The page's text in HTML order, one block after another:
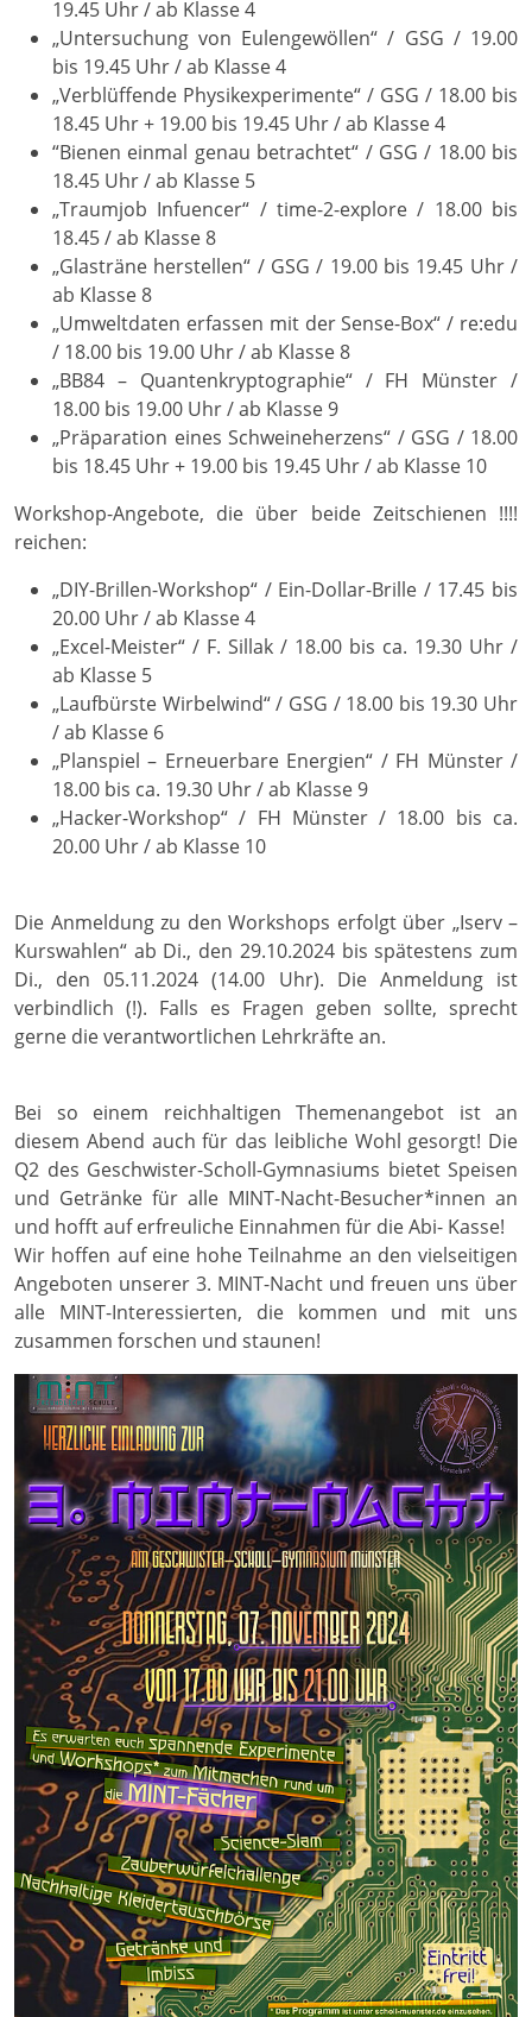
19.45 Uhr / ab Klasse 4
„Untersuchung von Eulengewöllen“ / GSG / 19.00
bis 19.45 Uhr / ab Klasse 4
„Verblüffende Physikexperimente“ / GSG / 18.00 bis
18.45 Uhr + 19.00 bis 19.45 Uhr / ab Klasse 4
“Bienen einmal genau betrachtet“ / GSG / 18.00 bis
18.45 Uhr / ab Klasse 5
„Traumjob Infuencer“ / time-2-explore / 18.00 bis
18.45 / ab Klasse 8
„Glasträne herstellen“ / GSG / 19.00 bis 19.45 Uhr /
ab Klasse 8
„Umweltdaten erfassen mit der Sense-Box“ / re:edu
/ 18.00 bis 19.00 Uhr / ab Klasse 8
„BB84 – Quantenkryptographie“ / FH Münster /
18.00 bis 19.00 Uhr / ab Klasse 9
„Präparation eines Schweineherzens“ / GSG / 18.00
bis 18.45 Uhr + 19.00 bis 19.45 Uhr / ab Klasse 10
Workshop-Angebote, die über beide Zeitschienen !!!!
reichen:
„DIY-Brillen-Workshop“ / Ein-Dollar-Brille / 17.45 bis
20.00 Uhr / ab Klasse 4
„Excel-Meister“ / F. Sillak / 18.00 bis ca. 19.30 Uhr /
ab Klasse 5
„Laufbürste Wirbelwind“ / GSG / 18.00 bis 19.30 Uhr
/ ab Klasse 6
„Planspiel – Erneuerbare Energien“ / FH Münster /
18.00 bis ca. 19.30 Uhr / ab Klasse 9
„Hacker-Workshop“ / FH Münster / 18.00 bis ca.
20.00 Uhr / ab Klasse 10
Die Anmeldung zu den Workshops erfolgt über „Iserv –
Kurswahlen“ ab Di., den 29.10.2024 bis spätestens zum
Di., den 05.11.2024 (14.00 Uhr). Die Anmeldung ist
verbindlich (!). Falls es Fragen geben sollte, sprecht
gerne die verantwortlichen Lehrkräfte an.
Bei so einem reichhaltigen Themenangebot ist an
diesem Abend auch für das leibliche Wohl gesorgt! Die
Q2 des Geschwister-Scholl-Gymnasiums bietet Speisen
und Getränke für alle MINT-Nacht-Besucher*innen an
und hofft auf erfreuliche Einnahmen für die Abi- Kasse!
Wir hoffen auf eine hohe Teilnahme an den vielseitigen
Angeboten unserer 3. MINT-Nacht und freuen uns über
alle MINT-Interessierten, die kommen und mit uns
zusammen forschen und staunen!